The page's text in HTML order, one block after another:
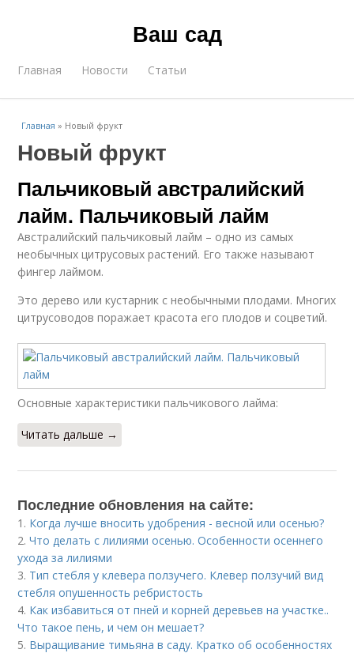
Ваш сад
Главная Новости Статьи
Главная » Новый фрукт
Новый фрукт
Пальчиковый австралийский
лайм. Пальчиковый лайм
Австралийский пальчиковый лайм – одно из самых
необычных цитрусовых растений. Его также называют
фингер лаймом.
Это дерево или кустарник с необычными плодами. Многих
цитрусоводов поражает красота его плодов и соцветий.
Основные характеристики пальчикового лайма:
Читать дальше →
Последние обновления на сайте:
1. Когда лучше вносить удобрения - весной или осенью?
2.Что делать с лилиями осенью. Особенности осеннего
ухода за лилиями
3. Тип стебля у клевера ползучего. Клевер ползучий вид
стебля опушенность ребристость
4. Как избавиться от пней и корней деревьев на участке..
Что такое пень, и чем он мешает?
5. Выращивание тимьяна в саду. Кратко об особенностях